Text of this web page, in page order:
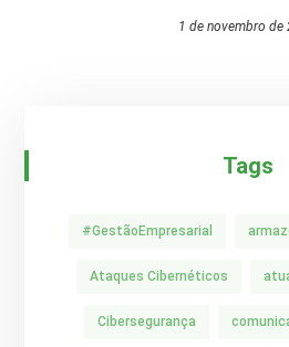
1 de novembro de
Tags
#GestãoEmpresarial
Ataques Cibernéticos
Cibersegurança